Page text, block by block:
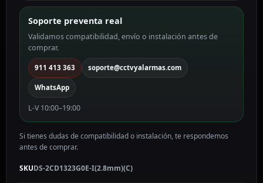
2.8
mm,
PoE
DS-
2CD1323G0E-
I(2.8mm)
(C)
cantidad
Soporte preventa real
Validamos compatibilidad, envío o instalación antes de
comprar.
911 413 363 soporte@cctvyalarmas.com
WhatsApp
L-V 10:00–19:00
Si tienes dudas de compatibilidad o instalación, te respondemos
antes de comprar.
SKUDS-2CD1323G0E-I(2.8mm)(C)